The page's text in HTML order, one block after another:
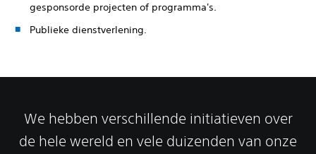
gesponsorde projecten of programma's.
Publieke dienstverlening.
We hebben verschillende initiatieven over
de hele wereld en vele duizenden van onze